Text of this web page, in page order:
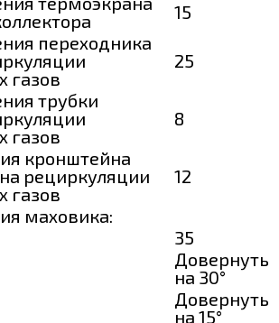
15
переходника
газов
25
трубки
газов
8
кронштейна
рециркуляции
газов
12
маховика:
35
Довернуть
на 30°
Довернуть
на 15°